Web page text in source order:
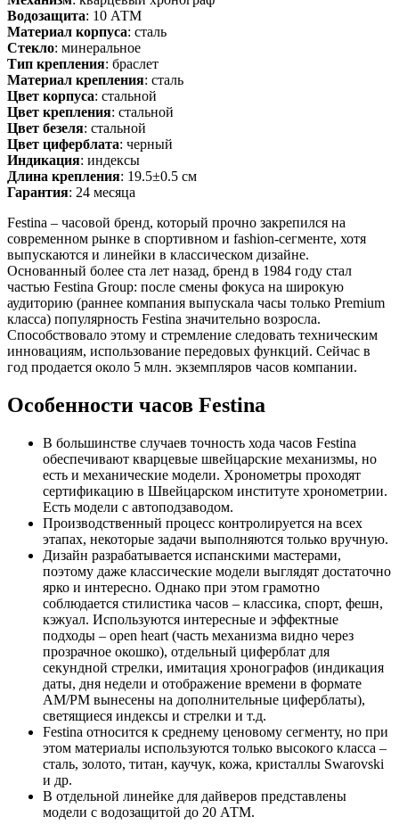
Водозащита: 10 АТМ
Материал корпуса: сталь
Стекло: минеральное
Тип крепления: браслет
Материал крепления: сталь
Цвет корпуса: стальной
Цвет крепления: стальной
Цвет безеля: стальной
Цвет циферблата: черный
Индикация: индексы
Длина крепления: 19.5±0.5 см
Гарантия: 24 месяца
Festina – часовой бренд, который прочно закрепился на
современном рынке в спортивном и fashion-сегменте, хотя
выпускаются и линейки в классическом дизайне.
Основанный более ста лет назад, бренд в 1984 году стал
частью Festina Group: после смены фокуса на широкую
аудиторию (раннее компания выпускала часы только Premium
класса) популярность Festina значительно возросла.
Способствовало этому и стремление следовать техническим
инновациям, использование передовых функций. Сейчас в
год продается около 5 млн. экземпляров часов компании.
Особенности часов Festina
В большинстве случаев точность хода часов Festina
обеспечивают кварцевые швейцарские механизмы, но
есть и механические модели. Хронометры проходят
сертификацию в Швейцарском институте хронометрии.
Есть модели с автоподзаводом.
Производственный процесс контролируется на всех
этапах, некоторые задачи выполняются только вручную.
Дизайн разрабатывается испанскими мастерами,
поэтому даже классические модели выглядят достаточно
ярко и интересно. Однако при этом грамотно
соблюдается стилистика часов – классика, спорт, фешн,
кэжуал. Используются интересные и эффектные
подходы – open heart (часть механизма видно через
прозрачное окошко), отдельный циферблат для
секундной стрелки, имитация хронографов (индикация
даты, дня недели и отображение времени в формате
AM/PM вынесены на дополнительные циферблаты),
светящиеся индексы и стрелки и т.д.
Festina относится к среднему ценовому сегменту, но при
этом материалы используются только высокого класса –
сталь, золото, титан, каучук, кожа, кристаллы Swarovski
и др.
В отдельной линейке для дайверов представлены
модели с водозащитой до 20 АТМ.